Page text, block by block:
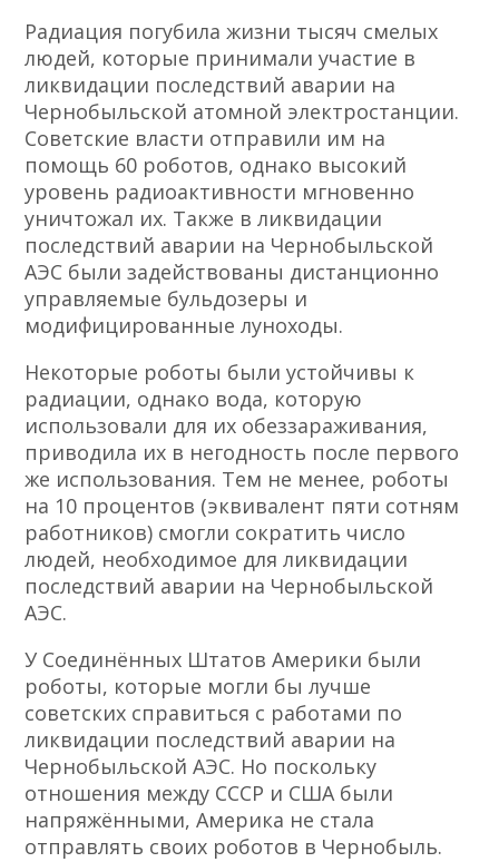
Радиация погубила жизни тысяч смелых
людей, которые принимали участие в
ликвидации последствий аварии на
Чернобыльской атомной электростанции.
Советские власти отправили им на
помощь 60 роботов, однако высокий
уровень радиоактивности мгновенно
уничтожал их. Также в ликвидации
последствий аварии на Чернобыльской
АЭС были задействованы дистанционно
управляемые бульдозеры и
модифицированные луноходы.
Некоторые роботы были устойчивы к
радиации, однако вода, которую
использовали для их обеззараживания,
приводила их в негодность после первого
же использования. Тем не менее, роботы
на 10 процентов (эквивалент пяти сотням
работников) смогли сократить число
людей, необходимое для ликвидации
последствий аварии на Чернобыльской
АЭС.
У Соединённых Штатов Америки были
роботы, которые могли бы лучше
советских справиться с работами по
ликвидации последствий аварии на
Чернобыльской АЭС. Но поскольку
отношения между СССР и США были
напряжёнными, Америка не стала
отправлять своих роботов в Чернобыль.